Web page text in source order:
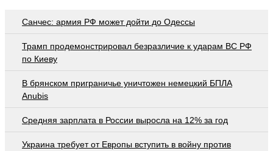
Санчес: армия РФ может дойти до Одессы
Трамп продемонстрировал безразличие к ударам ВС РФ
по Киеву
В брянском приграничье уничтожен немецкий БПЛА
Anubis
Средняя зарплата в России выросла на 12% за год
Украина требует от Европы вступить в войну против